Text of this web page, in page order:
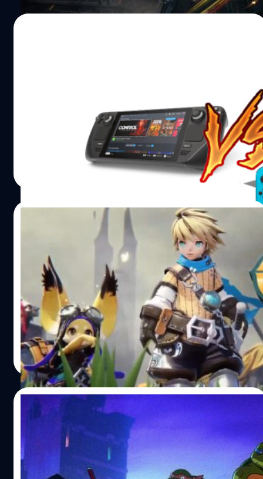
โจมตี และปืนต่าง ๆ ในการต่อสู้แบบ PvE ที่น่าตื่นเต้นและ
Deck ที่สามารถเล่นเกมทั้งหมดจาก Steam ได้ พร้อมกับราคา
และสเปคของเครื่องที่มีประสิทธิภาพสูงพอสมควร ได้มีผู้ใช้บน
Twitter ชื่อว่า lashman ได้แชร์ข้อมูลเปรียบเทียบตัวเครื่องกับ
คอนโซลคู่แข่งอย่าง PS5 และ Nintendo Switch จากนัก
พัฒนาและนักออกแบบโมเดลมืออาชีพ ปีเตอร์ ดูแลนท์ โท
กรณ์รัฐภาส ธนวัตไชยศรี| 1849 days ago
LINE Games ประกาศเกมใหม่สำหรับ PC,
Console และมือถือ เกมเด็ดเพียบ!
LINE Games ประกาศเปิดตัวเกมใหม่ 5 เกมสำหรับ PC,
Console และมือถือ ภายในงาน “LINE Games Play Game
2021” ที่จัดขึ้น ณ กรุงโซล ประเทศเกาหลีใต้ The
Vanshee (PC) พัฒนาโดย Pixel Cruise และให้บริการโดย
LINE Games โดย The Vanshee เป็นเกมแอ็กชันออนไลน์ที่
เปิดตัวสำหรับแพลตฟอร์ม PC เรื่องราวของเกมจะเล่าถึงโลกที่
ถูกรุกรานจากต่างดาว เราต้องสวมบทบาทเป็น แวนชี ผู้มีพลัง
พิเศษที่สามารถใช้เวทมนต์และเทคโนโลยีล้ำสมัยเพื่อปกป้อง
มนุษยชาติจากการสูญพันธุ์ The Vanshee สร้างโดย
เทคโนโลยี Unreal Engine 4 เพื่อกราฟิกที่สวยงามสมจริง ส่วน
ระบบในเกมมีทั้งการเลือกคลาส สร้างชุดเกราะ อาวุธ และ
พัฒนาคาแรกเตอร์ไปในทิศทางที่ต้องการเพื่อการต่อสู้ที่
เหมาะสมกับรูปแบบการเล่นของเรามากที่สุด The Vanshee จะ
วางจำหน่ายผ่าน Steam ในรูปแบบ Early Access ภายในปี
จีรนาถ เรืองทรัพย์| 1927 days ago
Read More
11/03/2021
Tribute Games เปิดตัวเกมเต่านินจา
Teenage Mutant Ninja Turtles:
Shredder’s Revenge
ผู้จัดจำหน่าย Dotemu และทีมพัฒนา Tribute Games ได้